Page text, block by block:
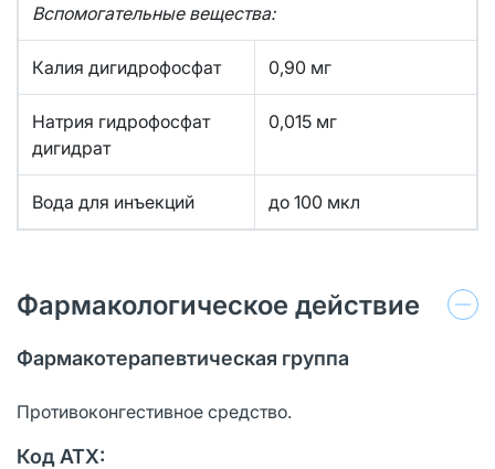
Вспомогательные вещества:
Калия дигидрофосфат 0,90 мг
Натрия гидрофосфат
дигидрат
0,015 мг
Вода для инъекций до 100 мкл
Фармакологическое действие
Фармакотерапевтическая группа
Противоконгестивное средство.
Код ATX: